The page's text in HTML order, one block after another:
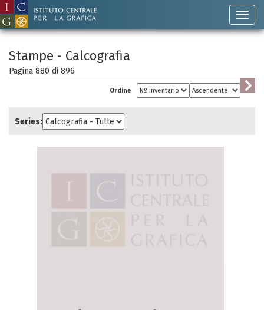
Stampe - Calcografia
Pagina 880 di 896
Ordine
Series: